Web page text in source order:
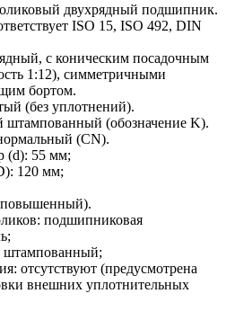
двухрядный подшипник.
ISO 15, ISO 492, DIN
с коническим посадочным
1:12), симметричными
бортом.
(без уплотнений).
штампованный (обозначение K).
(CN).
(d): 55 мм;
120 мм;
подшипниковая
штампованный;
отсутствуют (предусмотрена
внешних уплотнительных